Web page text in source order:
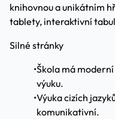
knihovnou a unikátním
tablety, interaktivní
Silné stránky
•Škola má
výuku.
•Výuka cizích
komunikativní.